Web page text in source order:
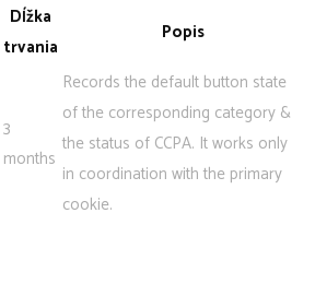
Dĺžka
trvania
Popis
3
months
Records the default button state
of the corresponding category &
the status of CCPA. It works only
in coordination with the primary
cookie.